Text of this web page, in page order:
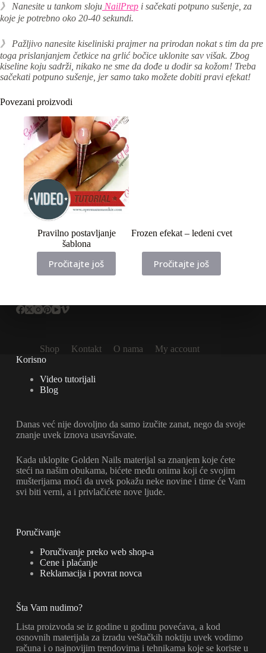
》 Nanesite u tankom sloju NailPrep i sačekati potpuno sušenje, za
koje je potrebno oko 20-40 sekundi.
》 Pažljivo nanesite kiseliniski prajmer na prirodan nokats tim da pre
toga prislanjanjem četkice na grlićbočice uklonite sav višak. Zbog
kiseline koju sadrži, nikako ne sme da dođe u dodir sa kožom! Treba
sačekati potpuno sušenje, jer samo tako možete dobiti pravi efekat!
Povezani proizvodi
Pravilno postavljanje
šablona
Pročitajte još
Frozen efekat – ledeni cvet
Pročitajte još
Shop Kontakt O nama
My account
Korisno
Video tutorijali
Blog
Danas već nije dovoljno da samo izučite zanat, nego da svoje
znanje uvek iznova usavršavate.
Kada uklopite Golden Nails materijal sa znanjem koje ćete
steći na našim obukama, bićete među onima koji će svojim
mušterijama moći da uvek pokažu neke novine i time će Vam
svi biti verni, a i privlačićete nove ljude.
Poručivanje
Poručivanje preko web shop-a
Cene i plaćanje
Reklamacija i povrat novca
Šta Vam nudimo?
Lista proizvoda se iz godine u godinu povećava, a kod
osnovnih materijala za izradu veštačkih noktiju uvek vodimo
računa i o najnovijim trendovima i tehnikama koje se koriste u